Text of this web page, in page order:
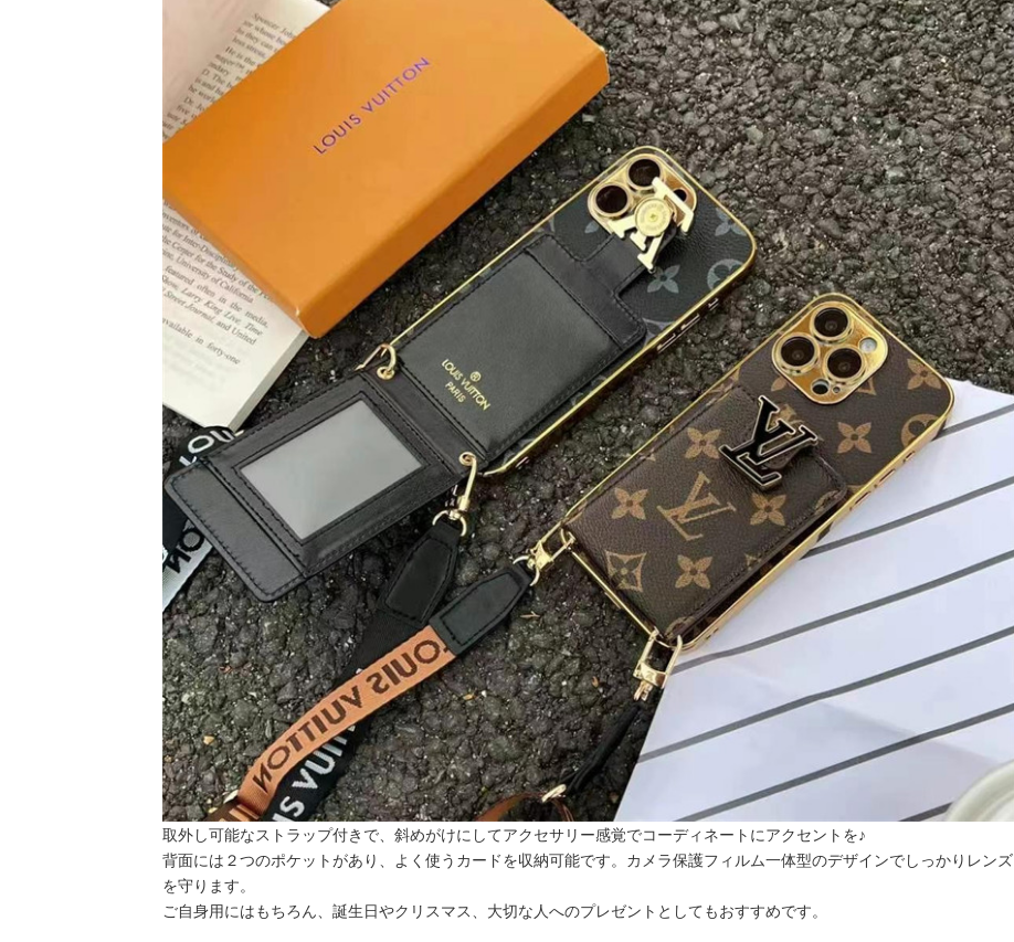
取外し可能なストラップ付きで、斜めがけにしてアクセサリー感覚でコーディネートにアクセントを♪
背面には２つのポケットがあり、よく使うカードを収納可能です。カメラ保護フィルム一体型のデザインでしっかりレンズ
を守ります。
ご自身用にはもちろん、誕生日やクリスマス、大切な人へのプレゼントとしてもおすすめです。